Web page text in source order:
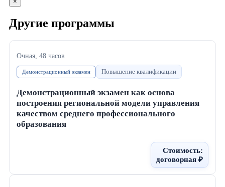
Другие программы
Очная, 48 часов
Повышение квалификации
Демонстрационный экзамен
Демонстрационный экзамен как основа
построения региональной модели управления
качеством среднего профессионального
образования
Стоимость:
договорная ₽